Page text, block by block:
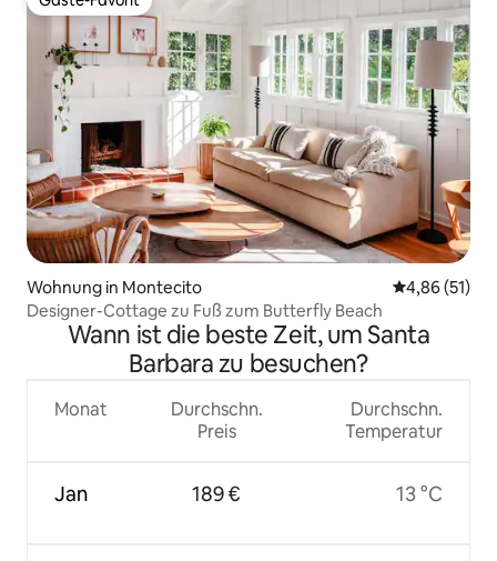
Gäste-Favorit
Wohnung in Montecito
4,86 (51)
Designer-Cottage zu Fuß zum Butterfly Beach
Wann ist die beste Zeit, um Santa
Barbara zu besuchen?
Monat
Jan
Durchschn.
Preis
189 €
Durchschn.
Temperatur
13 °C